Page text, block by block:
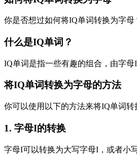
你是否想过如何将IQ单词转换为字母
什么是IQ单词？
IQ单词是指一些有趣的组合，由字
将IQ单词转换为字母的方法
你可以使用以下的方法来将IQ单词转
1. 字母I的转换
字母I可以转换为大写字母I，或者小